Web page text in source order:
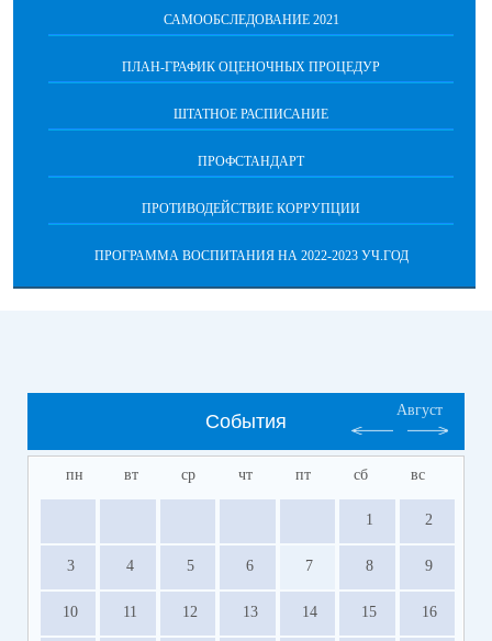
САМООБСЛЕДОВАНИЕ 2021
ПЛАН-ГРАФИК ОЦЕНОЧНЫХ ПРОЦЕДУР
ШТАТНОЕ РАСПИСАНИЕ
ПРОФСТАНДАРТ
ПРОТИВОДЕЙСТВИЕ КОРРУПЦИИ
ПРОГРАММА ВОСПИТАНИЯ НА 2022-2023 УЧ.ГОД
События
Август
пн вт ср чт пт сб вс
1 2
3 4 5 6 7 8 9
10 11 12 13 14 15 16